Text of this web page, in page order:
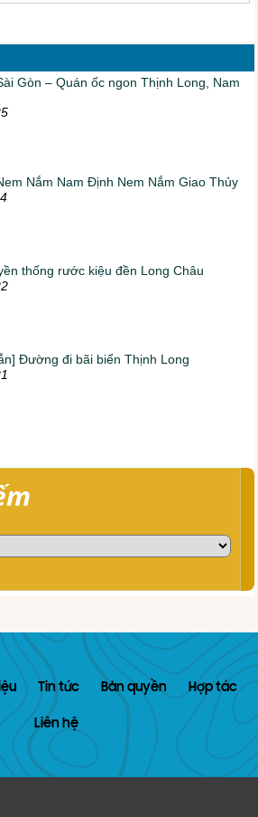
Gòn – Quán ốc ngon Thịnh Long, Nam
Nắm Nam Định Nem Nắm Giao Thủy
thống rước kiệu đền Long Châu
Đường đi bãi biển Thịnh Long
Tin tức Bản quyền Hợp tác
Liên hệ